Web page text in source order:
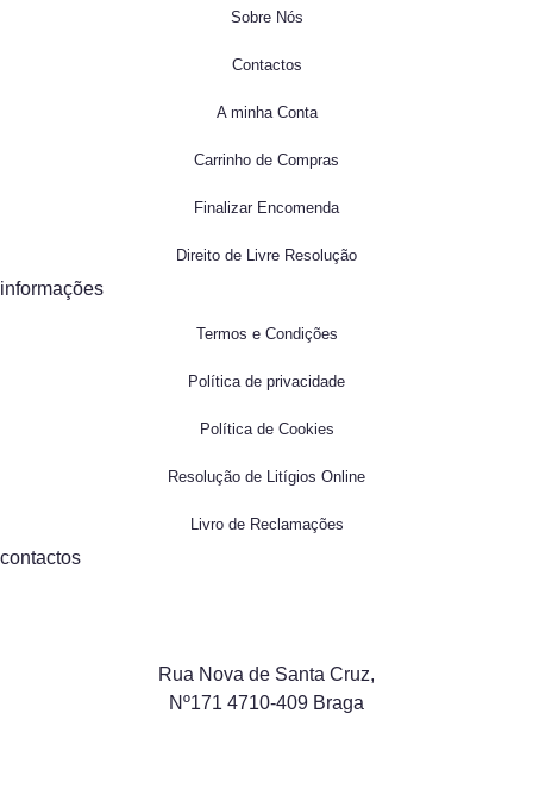
Sobre Nós
Contactos
A minha Conta
Carrinho de Compras
Finalizar Encomenda
Direito de Livre Resolução
informações
Termos e Condições
Política de privacidade
Política de Cookies
Resolução de Litígios Online
Livro de Reclamações
contactos
Rua Nova de Santa Cruz,
Nº171 4710-409 Braga